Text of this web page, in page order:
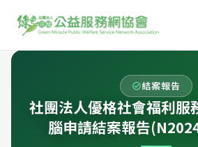
task_alt結案報告
社團法人優格社會福利服
腦申請結案報告